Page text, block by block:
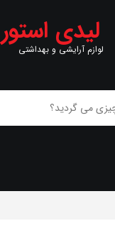
لیدی استور
لوازم آرایشی و بهداشتی